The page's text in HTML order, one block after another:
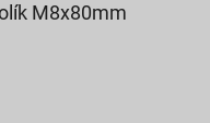
M8x80mm